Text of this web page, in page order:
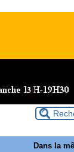
Dans la